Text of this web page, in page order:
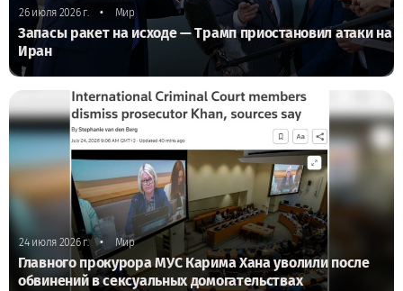
26 июля 2026 г. • Мир
Запасы ракет на исходе — Трамп приостановил атаки на
Иран
24 июля 2026 г. • Мир
Главного прокурора МУС Карима Хана уволили после
обвинений в сексуальных домогательствах